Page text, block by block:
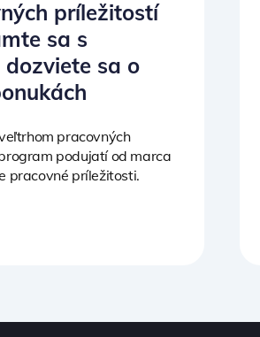
príležitostí
sa s
sa o
pracovných
podujatí od marca
pracovné príležitosti.